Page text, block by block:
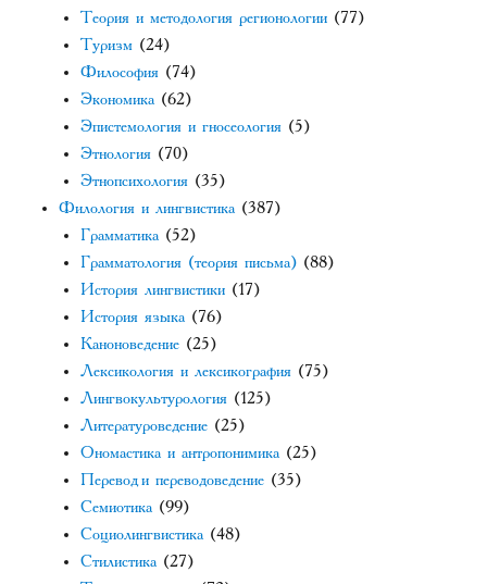
Теория и методология регионологии (77)
Туризм (24)
Философия (74)
Экономика (62)
Эпистемология и гносеология (5)
Этнология (70)
Этнопсихология (35)
Филология и лингвистика (387)
Грамматика (52)
Грамматология (теория письма) (88)
История лингвистики (17)
История языка (76)
Каноноведение (25)
Лексикология и лексикография (75)
Лингвокультурология (125)
Литературоведение (25)
Ономастика и антропонимика (25)
Перевод и переводоведение (35)
Семиотика (99)
Социолингвистика (48)
Стилистика (27)